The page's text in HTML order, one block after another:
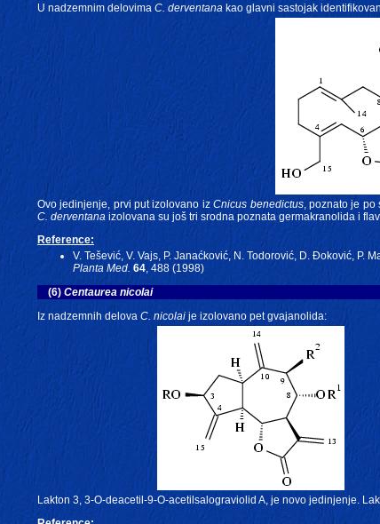
U nadzemnim delovima C. derventana kao glavni sastojak
Ovo jedinjenje, prvi put izolovano izCnicus benedictus, poznato je po
C. derventana izolovana su još tri srodna poznata germakranolida i
Reference:
V. Tešević, V. Vajs, P. Janaćković, N. Todorović, D. Đoković, P.
Planta Med. 64, 488 (1998)
(6) Centaurea nicolai
Iz nadzemnih delovaC. nicolaije izolovano pet gvajanolida:
Lakton 3, 3-O-deacetil-9-O-acetilsalograviolid A, je novo jedinjenje.